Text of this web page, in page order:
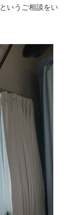
いうご相談をい